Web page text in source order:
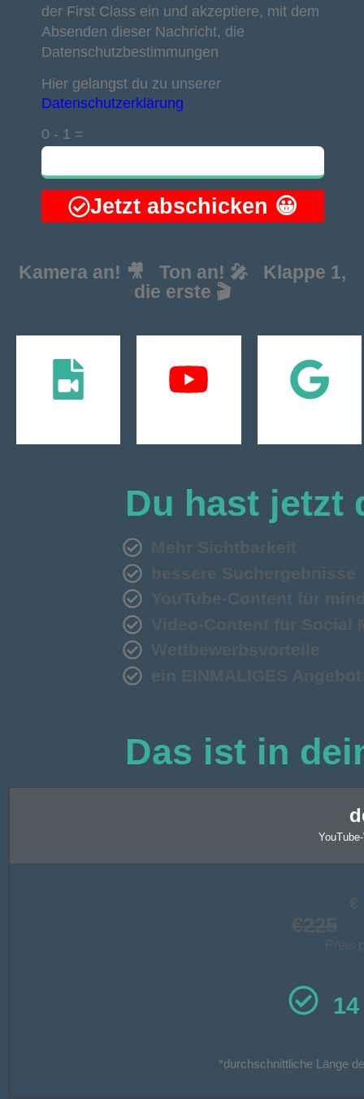
der First Class ein und akzeptiere, mit dem
Absenden dieser Nachricht, die
Datenschutzbestimmungen
Hier gelangst du zu unserer
Datenschutzerklärung
0 - 1 =
Jetzt abschicken 😀
Kamera an! 🎥 Ton an! 🎤 Klappe 1,
die erste 🎬
28
Videos auf
YouTube
Effekt
bei
Google
Du hast jetzt
Mehr Sichtbarkeit
bessere Suchergebnisse
YouTube-Content für
Video-Content für Social
Wettbewerbsvorteile
ein EINMALIGES Angebot
Das ist in
€225
€
Preis
*durchschnittliche Länge